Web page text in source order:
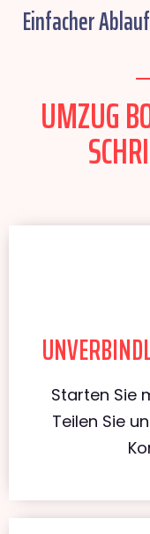
Einfacher
UMZUG
Starten Sie
Teilen Sie